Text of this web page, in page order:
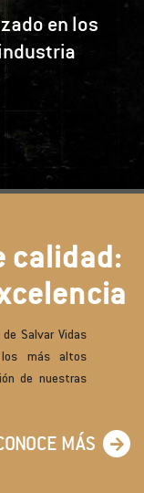
en los
calidad:
de Salvar Vidas
más altos
de nuestras
MÁS